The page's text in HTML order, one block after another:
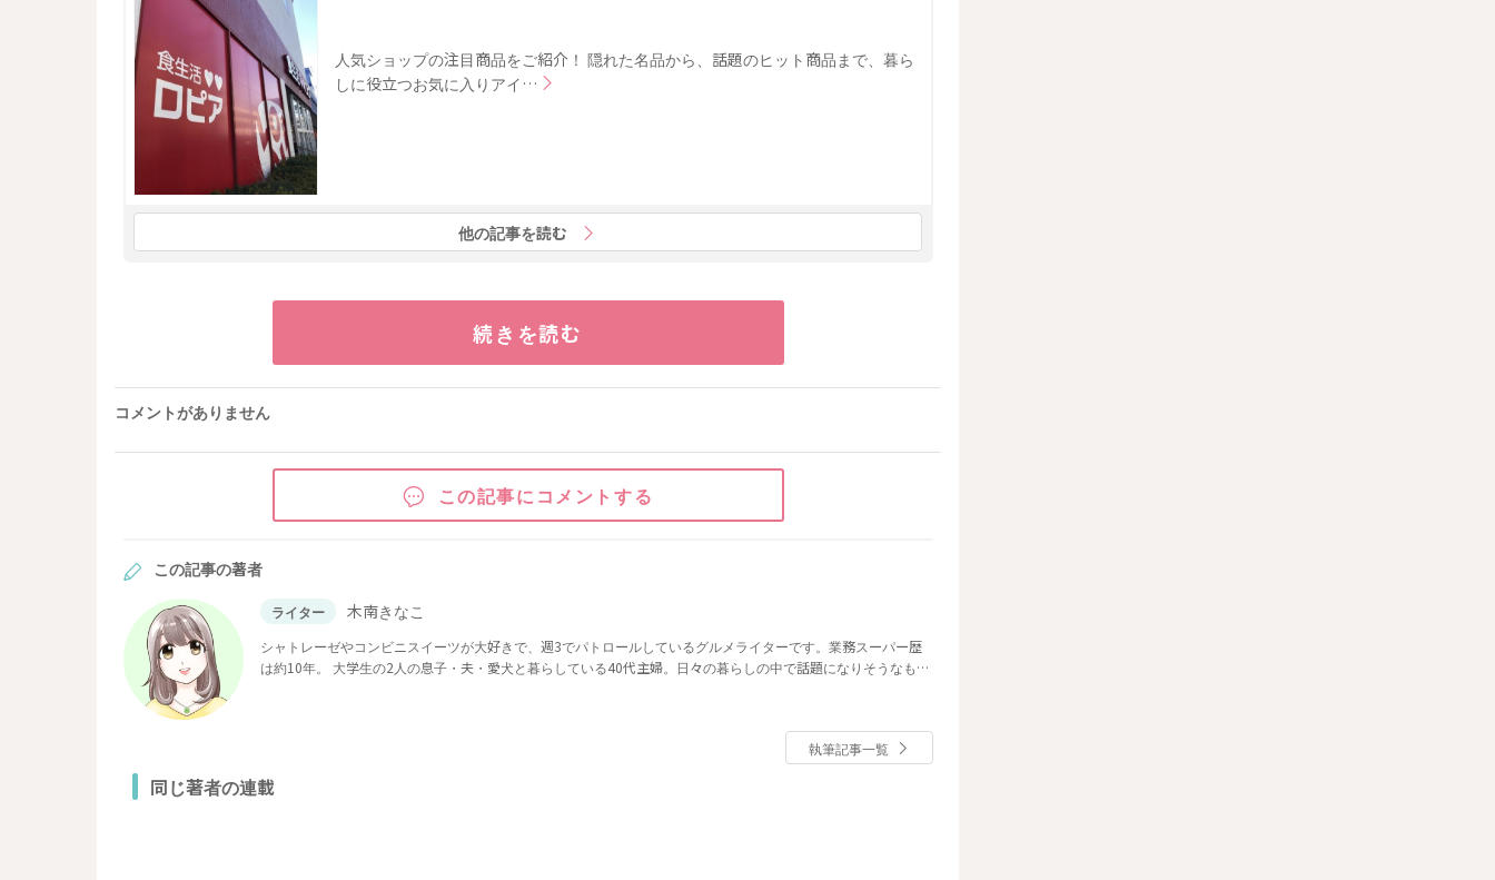
人気ショップの注目商品をご紹介！ 隠れた名品から、話題のヒット商品まで、暮ら
しに役立つお気に入りアイ…
他の記事を読む
続きを読む
コメントがありません
この記事にコメントする
この記事の著者
ライター 木南きなこ
シャトレーゼやコンビニスイーツが大好きで、週3でパトロールしているグルメライターです。業務スーパー歴
は約10年。 大学生の2人の息子・夫・愛犬と暮らしている40代主婦。日々の暮らしの中で話題になりそうなもの
執筆記事一覧
同じ著者の連載